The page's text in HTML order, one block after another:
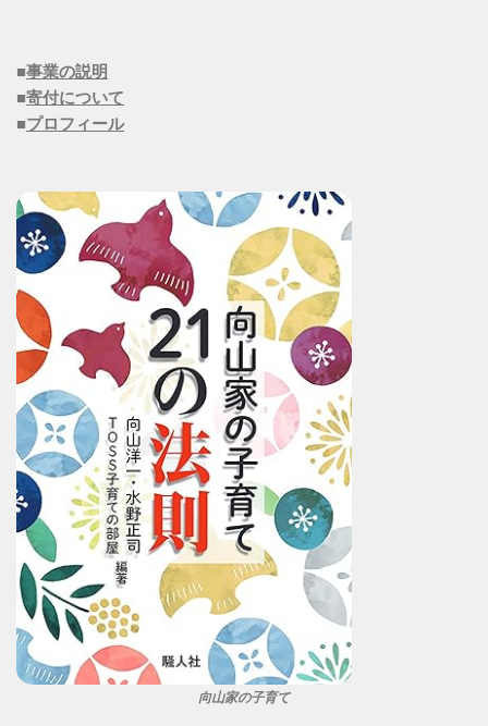
■事業の説明
■寄付について
■プロフィール
向山家の子育て